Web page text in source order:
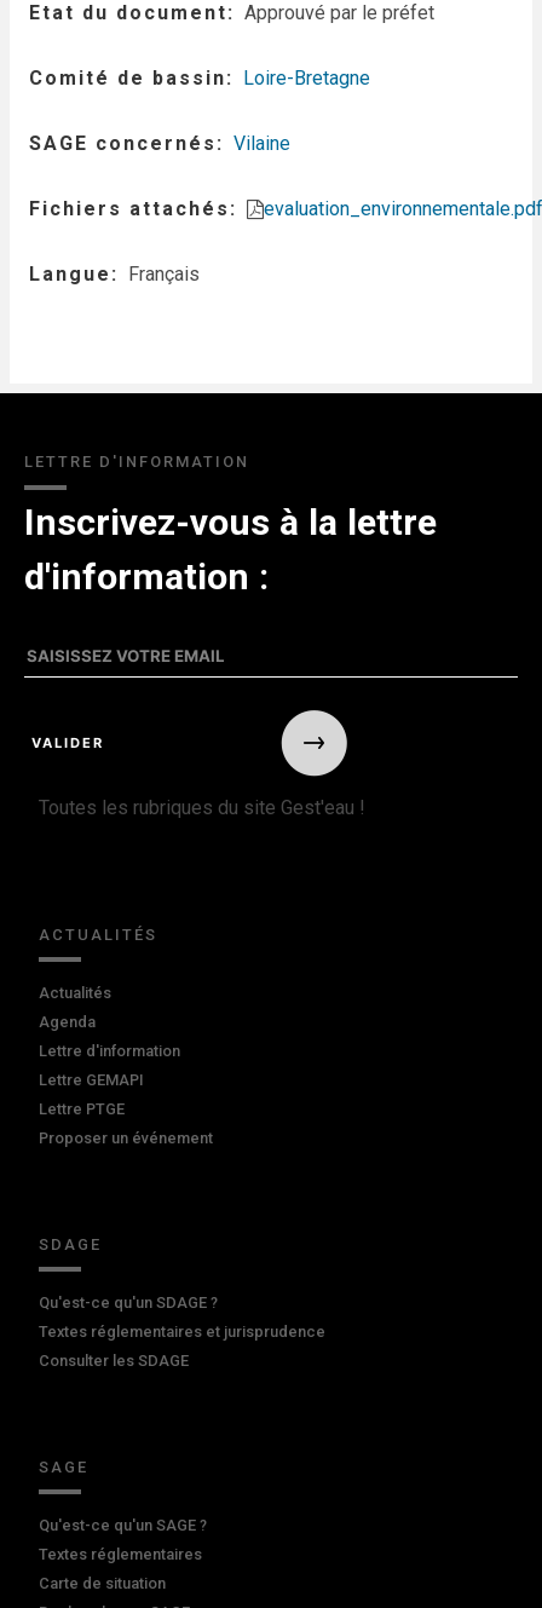
Etat du document Approuvé par le préfet
Comité de bassin Loire-Bretagne
SAGE concernés Vilaine
Fichiers attachés evaluation_environnementale.pdf
Langue Français
LETTRE D'INFORMATION
Inscrivez-vous à la lettre
d'information :
Toutes les rubriques du site Gest'eau !
ACTUALITÉS
Actualités
Agenda
Lettre d'information
Lettre GEMAPI
Lettre PTGE
Proposer un événement
SDAGE
Qu'est-ce qu'un SDAGE ?
Textes réglementaires et jurisprudence
Consulter les SDAGE
SAGE
Qu'est-ce qu'un SAGE ?
Textes réglementaires
Carte de situation